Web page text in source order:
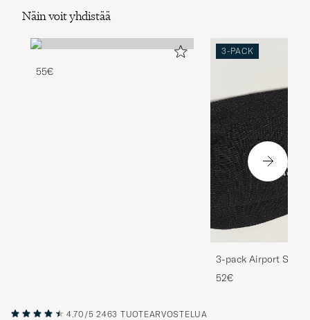
Näin voit yhdistää
55€
3-PACK
3-pack Airport
Melange
52€
4.70/5 2463 TUOTEARVOSTELUA